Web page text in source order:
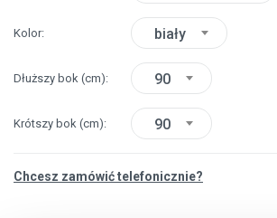
Kolor biały
Dłuższy bok (cm) 90
Krótszy bok (cm) 90
Chcesz zamówić telefonicznie?